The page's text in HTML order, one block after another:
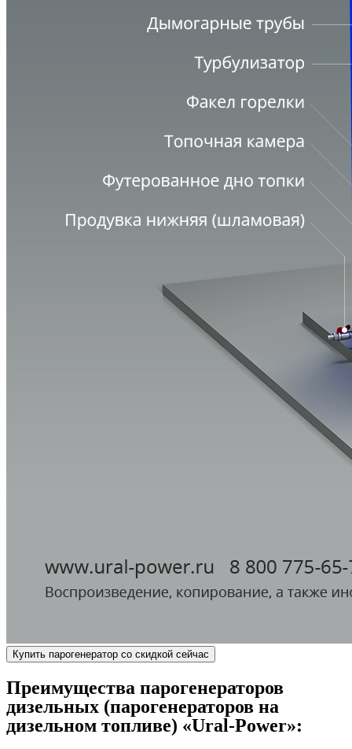
Купить парогенератор со скидкой сейчас
Преимущества парогенераторов
дизельных (парогенераторов на
дизельном топливе) «Ural-Power»: